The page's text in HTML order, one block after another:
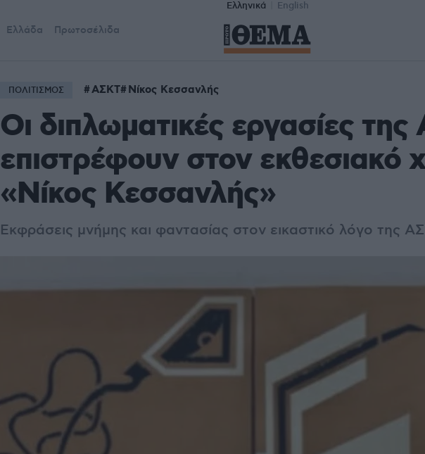
Ελληνικά English
Ελλάδα Πρωτοσέλιδα
ΠΟΛΙΤΙΣΜΟΣ ΑΣΚΤ Νίκος Κεσσανλής
Οι διπλωματικές εργασίες
επιστρέφουν στον εκθεσιακό
«Νίκος Κεσσανλής»
Εκφράσεις μνήμης και φαντασίας στον εικαστικό λόγο της